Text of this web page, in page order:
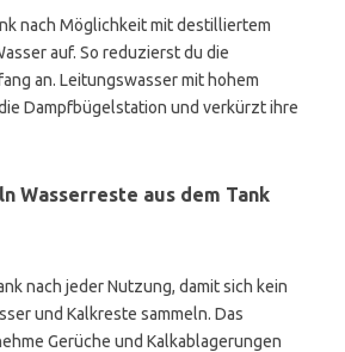
nach Möglichkeit mit destilliertem
auf. So reduzierst du die
an. Leitungswasser mit hohem
Dampfbügelstation und verkürzt ihre
Wasserreste aus dem Tank
nach jeder Nutzung, damit sich kein
und Kalkreste sammeln. Das
Gerüche und Kalkablagerungen